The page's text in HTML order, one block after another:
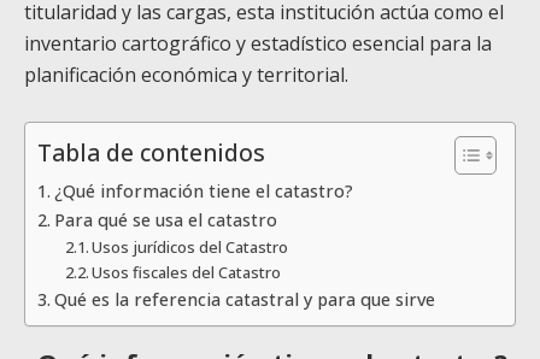
titularidad y las cargas, esta institución actúa como el
inventario cartográfico y estadístico esencial para la
planificación económica y territorial.
Tabla de contenidos
¿Qué información tiene el catastro?
Para qué se usa el catastro
Usos jurídicos del Catastro
Usos fiscales del Catastro
Qué es la referencia catastral y para que sirve